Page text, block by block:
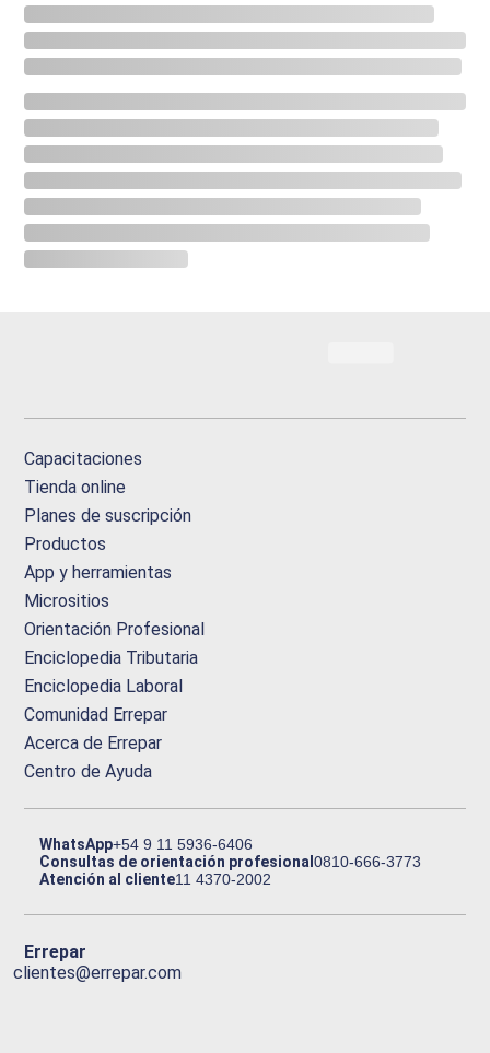
Capacitaciones
Tienda online
Planes de suscripción
Productos
App y herramientas
Micrositios
Orientación Profesional
Enciclopedia Tributaria
Enciclopedia Laboral
Comunidad Errepar
Acerca de Errepar
Centro de Ayuda
WhatsApp+54 9 11 5936-6406
Consultas de orientación profesional0810-666-3773
Atención al cliente11 4370-2002
Errepar
clientes@errepar.com